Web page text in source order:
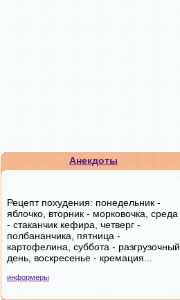
Анекдоты
Рецепт похудения: понедельник -
яблочко, вторник - морковочка, среда
- стаканчик кефира, четверг -
полбананчика, пятница -
картофелина, суббота - разгрузочный
день, воскресенье - кремация...
информеры